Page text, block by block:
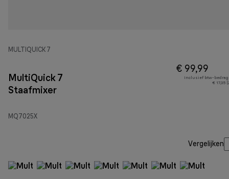
MULTIQUICK 7
MultiQuick 7
Staafmixer
MQ7025X
€ 99,99
Inclusief btw-bedrag
€ 17,35
Vergelijken